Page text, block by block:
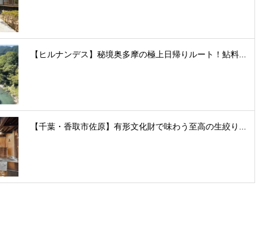
【ヒルナンデス】秘境奥多摩の極上日帰りルート！鮎料...
【千葉・香取市佐原】有形文化財で味わう至高の生絞り...